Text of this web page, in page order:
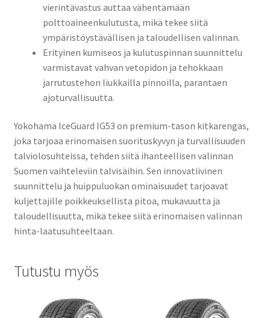
vierintävastus auttaa vähentämään
polttoaineenkulutusta, mikä tekee siitä
ympäristöystävällisen ja taloudellisen valinnan.
Erityinen kumiseos ja kulutuspinnan suunnittelu
varmistavat vahvan vetopidon ja tehokkaan
jarrutustehon liukkailla pinnoilla, parantaen
ajoturvallisuutta.
Yokohama IceGuard IG53 on premium-tason kitkarengas,
joka tarjoaa erinomaisen suorituskyvyn ja turvallisuuden
talviolosuhteissa, tehden siitä ihanteellisen valinnan
Suomen vaihteleviin talvisäihin. Sen innovatiivinen
suunnittelu ja huippuluokan ominaisuudet tarjoavat
kuljettajille poikkeuksellista pitoa, mukavuutta ja
taloudellisuutta, mikä tekee siitä erinomaisen valinnan
hinta-laatusuhteeltaan.
Tutustu myös